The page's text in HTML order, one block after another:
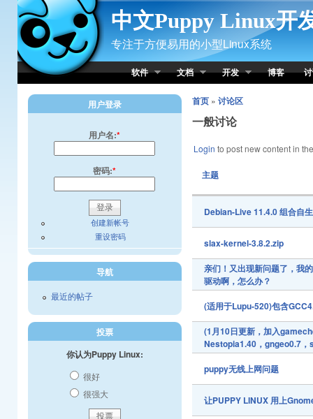
Skip to Content
中文Puppy Linux开
专注于方便易用的小型Linux系统
软件 文档 开发 博客
首页» 讨论区
一般讨论
Login to post new content in
主题
Debian-Live 11.4.0 组合自
slax-kernel-3.8.2.zip
亲们！又出现新问题了，我
驱动啊，怎么办？
(适用于Lupu-520)包含
(1月10日更新，加入
Nestopia1.40，gngeo0.7
puppy无线上网问题
让PUPPY LINUX 用上
用户登录
用户名:*
密码:*
创建新帐号
重设密码
导航
最近的帖子
投票
你认为Puppy Linux:
很好
很强大